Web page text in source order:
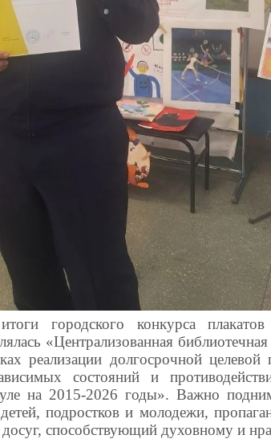
городского конкурса
«Централизованная
реализации долгосрочной
состояний и
на 2015-2026 годы». Важно
подростков и молодежи,
способствующий духовному и